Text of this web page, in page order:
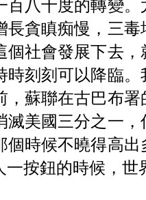
貪瞋痴慢，三
社會發展下去
刻刻可以降臨
蘇聯在古巴布
美國三分之一
時候不曉得高
按鈕的時候，世